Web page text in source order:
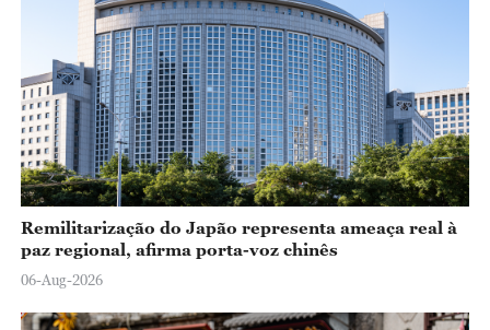
Remilitarização do Japão representa ameaça real à
paz regional, afirma porta-voz chinês
06-Aug-2026